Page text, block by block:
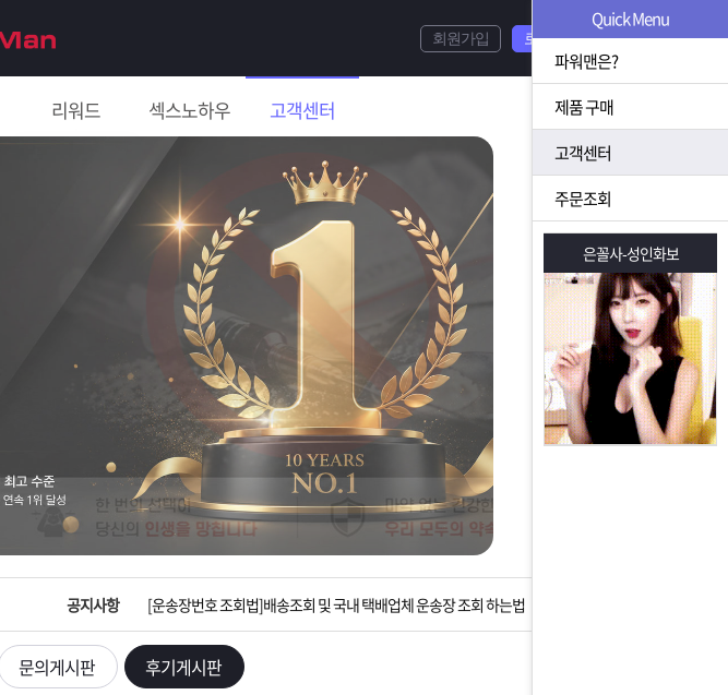
리워드 섹스노하우 고객센터
회원가입 로그인
공지사항
입금확인이 안되는 상황을 대비해 꼭 입금후 고객센터 연락바랍니다.
[2026구정 연휴]설 연휴 배송 및 휴무 안내
[운송장번호 조회법]배송조회 및 국내 택배업체 운송장 조회 하는법
[ios앱 오픈]아이폰 고객 앱설치 가능합니다.
문의게시판 후기게시판
Quick Menu
파워맨은?
제품 구매
고객센터
주문조회
은꼴사-성인화보 은꼴사-성인화보